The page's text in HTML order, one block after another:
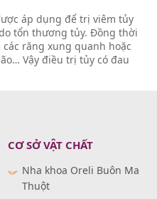
áp dụng để trị viêm tủy
tổn thương tủy. Đồng thời
răng xung quanh hoặc
Vậy điều trị tủy có đau
CƠ SỞ VẬT CHẤT
Nha khoa Oreli Buôn Ma
Thuột